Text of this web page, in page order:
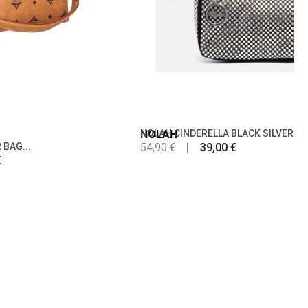
BAG...
NOLAH
NOLAH CINDERELLA BLACK SILVER
54,90 € 39,00 €